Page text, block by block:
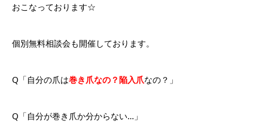
おこなっております☆
個別無料相談会も開催しております。
Q「自分の爪は巻き爪なの？陥入爪なの？」
Q「自分が巻き爪か分からない…」